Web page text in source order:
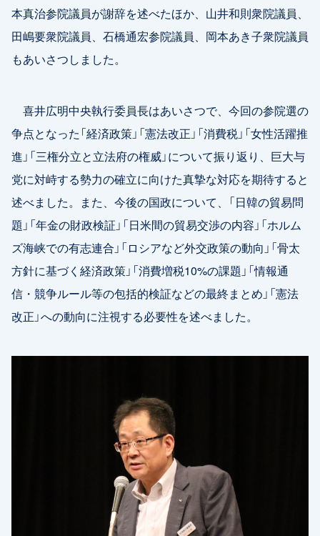
本真治参院議員が謝辞を述べたほか、山井和則衆院議員、
田嶋要衆院議員、石橋通宏参院議員、岡本あき子衆院議員
もあいさつしました。
喜井広明中央執行委員長はあいさつで、今回の参院選の
争点となった「経済政策」「憲法改正」「消費税」「女性活躍推
進」「三権分立と立法府の権威」について振り返り、巨大与
党に対峙する勢力の確立に向けた真摯な対応を期待すると
述べました。また、今後の国政について、「日韓の貿易問
題」「年金の財政検証」「日米間の貿易交渉の内容」「ホルム
ズ海峡での有志連合」「ロシアなど外交政策の動向」「骨太
方針に基づく経済政策」「消費増税10%の課題」「情報通
信・競争ルール等の包括的検証などの最終まとめ」「憲法
改正」への動向に注視する必要性を述べました。